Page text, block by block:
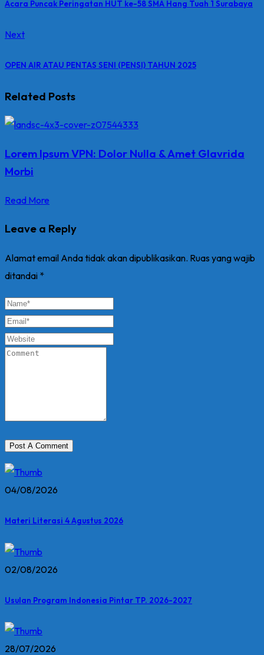
Acara Puncak Peringatan HUT ke-58 SMA Hang Tuah 1 Surabaya
Next
OPEN AIR ATAU PENTAS SENI (PENSI) TAHUN 2025
Related Posts
Lorem Ipsum VPN: Dolor Nulla & Amet Glavrida
Morbi
Read More
Leave a Reply
Alamat email Anda tidak akan dipublikasikan. Ruas yang wajib
ditandai *
04/08/2026
Materi Literasi 4 Agustus 2026
02/08/2026
Usulan Program Indonesia Pintar TP. 2026-2027
28/07/2026